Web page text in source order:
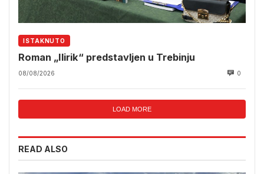
ISTAKNUTO
Roman „Ilirik“ predstavljen u Trebinju
08/08/2026 0
LOAD MORE
READ ALSO